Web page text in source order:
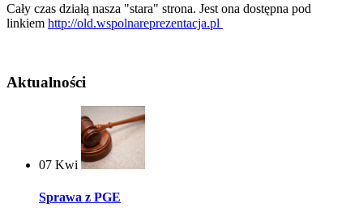
Cały czas działą nasza "stara" strona. Jest ona dostępna pod
linkiem http://old.wspolnareprezentacja.pl
Aktualności
07 Kwi
Sprawa z PGE